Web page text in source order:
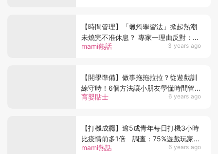
mami熱話 3 years ago
【時間管理】「蠟燭學習法」掀起熱潮
未燒完不准休息？ 專家一理由反對：不
如短時間集中精神好過
育嬰貼士 6 years ago
【開學準備】做事拖拖拉拉？從遊戲訓
練守時！6個方法讓小朋友學懂時間管
理
mami熱話 6 years ago
【打機成癮】逾5成青年每日打機3小時
比疫情前多1倍 調查：75%遊戲玩家每
月課金$1000